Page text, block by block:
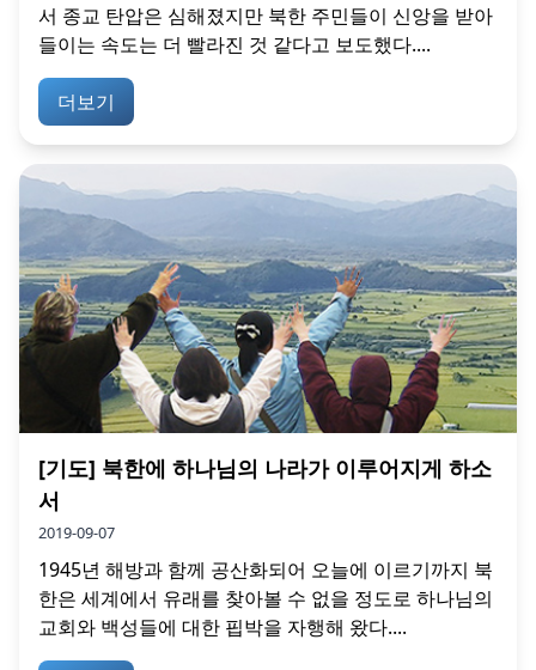
서 종교 탄압은 심해졌지만 북한 주민들이 신앙을 받아
들이는 속도는 더 빨라진 것 같다고 보도했다....
더보기
[기도] 북한에 하나님의 나라가 이루어지게 하소
서
2019-09-07
1945년 해방과 함께 공산화되어 오늘에 이르기까지 북
한은 세계에서 유래를 찾아볼 수 없을 정도로 하나님의
교회와 백성들에 대한 핍박을 자행해 왔다....